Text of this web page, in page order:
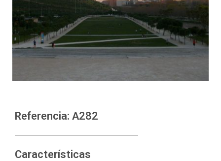
Referencia: A282
Características